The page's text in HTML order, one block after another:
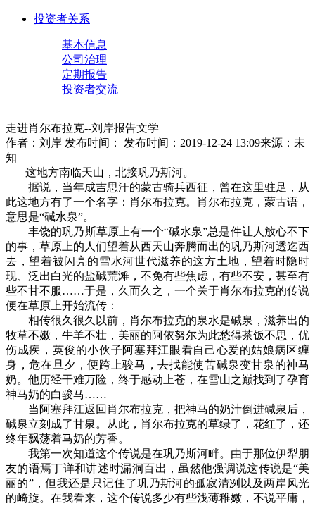
投资者关系
基本信息
公司治理
定期报告
投资者交流
走进肖尔布拉克--刘岸报告文学
作者：刘岸 发布时间：
发布时间：2019-12-24 13:09来源：未
知
这地方南临天山，北接巩乃斯河。
据说，当年成吉思汗的蒙古骑兵西征，曾在这里驻足，从
此这地方有了一个名字：肖尔布拉克。肖尔布拉克，蒙古语，
意思是“碱水泉”。
丰饶的巩乃斯草原上有一个“碱水泉”总是件让人放心不下
的事，草原上的人们望着从西天山奔腾而出的巩乃斯河透迄西
去，望着被闪亮的雪水河世代滋养的这方土地，望着时隐时
现、泛出白光的盐碱荒滩，不免有些焦虑，有些不安，甚至有
些不甘不服……于是，久而久之，一个关于肖尔布拉克的传说
便在草原上开始流传：
相传很久很久以前，肖尔布拉克的泉水是碱泉，滋养出的
牧草不嫩，牛羊不壮，美丽的阿依努尔为此愁得茶饭不思，优
伤成疾，英俊的小伙子阿塞拜江眼看自己心爱的姑娘病区缠
身，危在旦夕，便跨上骏马，去找能使苦碱泉变甘泉的神马
奶。他历经干难万险，终于感动上苍，在雪山之巅找到了孕育
神马奶的白骏马……
当阿塞拜江返回肖尔布拉克，把神马的奶汁倒进碱泉后，
碱泉立刻成了甘泉。从此，肖尔布拉克的草绿了，花红了，还
终年飘荡着马奶的芳香。
我第一次知道这个传说是在巩乃斯河畔。由于那位伊犁朋
友的语焉丁详和讲述时漏洞百出，虽然他强调说这传说是“美
丽的”，但我还是只记住了巩乃斯河的孤寂清冽以及两岸风光
的崎旋。在我看来，这个传说多少有些浅薄稚嫩，不说平庸，